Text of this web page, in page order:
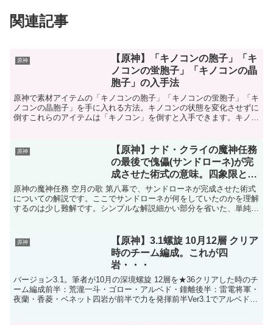
関連記事
原神
【原神】「キノコンの胞子」「キ
ノコンの蛍胞子」「キノコンの晶
胞子」の入手法
原神で素材アイテムの「キノコンの胞子」「キノコンの蛍胞子」「キ
ノコンの晶胞子」を手に入れる方法。キノコンの状態を変化させずに
倒すこれらのアイテムは「キノコン」を倒すと入手できます。キノコ
原神
【原神】ナド・クライの魔神任務
の最後で傀儡(サンドローネ)が完
成させた術式の意味。四象限とは
【解説】
原神の魔神任務 空月の歌 第八幕で、サンドローネが完成させた術式
についての解説です。ここでサンドローネが何をしていたのかを理解
するのは少し難解です。シンプルな解説細かい部分を省いた、単純な
原神
【原神】3.1螺旋 10月12層 クリア
時のチーム編成。これが四
岩・・・
バージョン3.1。筆者が10月の深境螺旋 12層を★36クリアした時のチ
ーム編成前半：荒瀧一斗・ゴロー・アルベド・鐘離後半：雷電将軍・
夜蘭・香菱・ベネット四岩が前半で力を発揮前半Ver3.1でアルベドが